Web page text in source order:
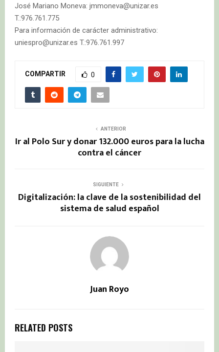
José Mariano Moneva: jmmoneva@unizar.es
T.:976.761.775
Para información de carácter administrativo:
uniespro@unizar.es T.:976.761.997
COMPARTIR 0
ANTERIOR
Ir al Polo Sur y donar 132.000 euros para la lucha
contra el cáncer
SIGUIENTE
Digitalización: la clave de la sostenibilidad del
sistema de salud español
Juan Royo
RELATED POSTS